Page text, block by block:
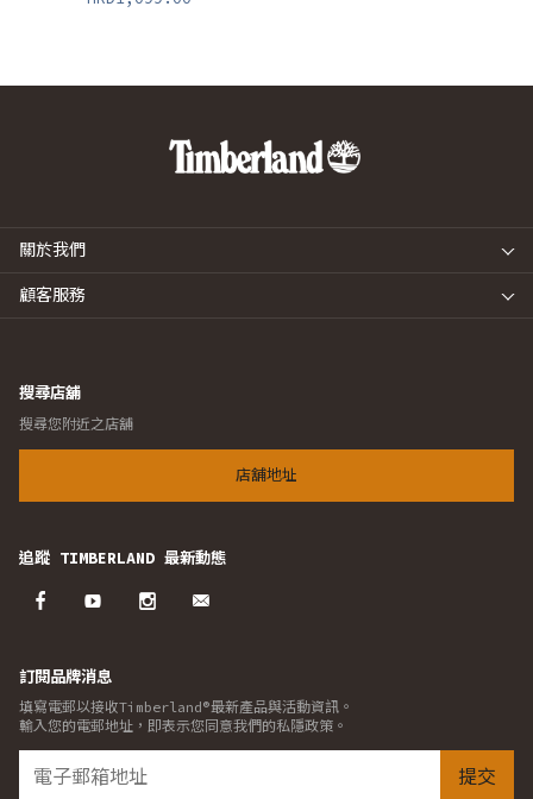
關於我們
顧客服務
搜尋店舖
搜尋您附近之店舖
店舖地址
追蹤 TIMBERLAND 最新動態
訂閱品牌消息
填寫電郵以接收Timberland®最新產品與活動資訊。
輸入您的電郵地址，即表示您同意我們的私隱政策。
提交